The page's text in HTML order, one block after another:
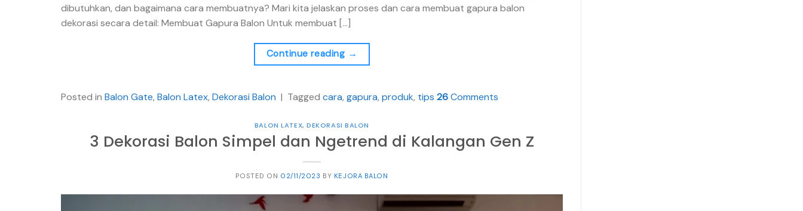
dibutuhkan, dan bagaimana cara membuatnya? Mari kita jelaskan proses dan cara membuat gapura balon
dekorasi secara detail: Membuat Gapura Balon Untuk membuat […]
Continue reading →
Posted in Balon Gate, Balon Latex, Dekorasi Balon | Tagged cara, gapura, produk, tips 26Comments
BALON LATEX,DEKORASI BALON
3 Dekorasi Balon Simpel dan Ngetrend di Kalangan Gen Z
POSTED ON 02/11/2023 BY KEJORA BALON